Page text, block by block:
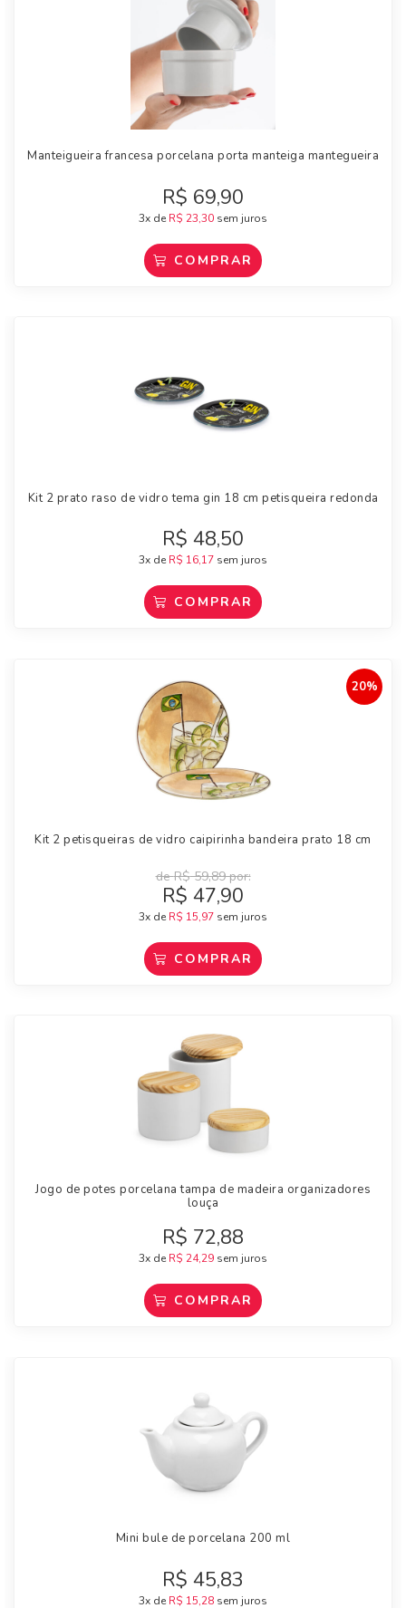
Manteigueira francesa porcelana porta manteiga mantegueira
R$ 69,90
3x de R$ 23,30 sem juros
COMPRAR
Kit 2 prato raso de vidro tema gin 18 cm petisqueira redonda
R$ 48,50
3x de R$ 16,17 sem juros
COMPRAR
20%
Kit 2 petisqueiras de vidro caipirinha bandeira prato 18 cm
deR$59,89por:
R$ 47,90
3x de R$ 15,97 sem juros
COMPRAR
Jogo de potes porcelana tampa de madeira organizadores
louça
R$ 72,88
3x de R$ 24,29 sem juros
COMPRAR
Mini bule de porcelana 200 ml
R$ 45,83
3x de R$ 15,28 sem juros